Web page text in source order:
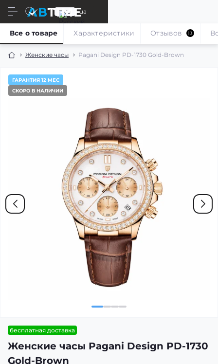
ru ua
Женские часы Pagani Design PD-1730 Gold-Brown
Все о товаре Характеристики Отзывов 13
ГАРАНТИЯ 12 МЕС
СКОРО В НАЛИЧИИ
бесплатная доставка
Женские часы Pagani Design PD-1730
Gold-Brown